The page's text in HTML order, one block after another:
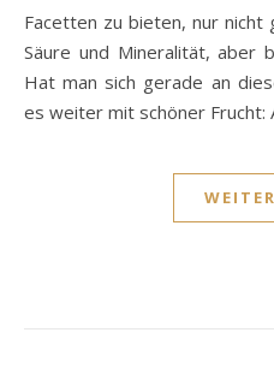
Facetten zu bieten, nur
Säure und Mineralität, aber
Hat man sich gerade an
es weiter mit schöner Frucht: